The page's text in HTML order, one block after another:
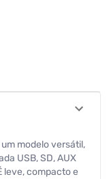
modelo versátil,
USB, SD, AUX
leve, compacto e